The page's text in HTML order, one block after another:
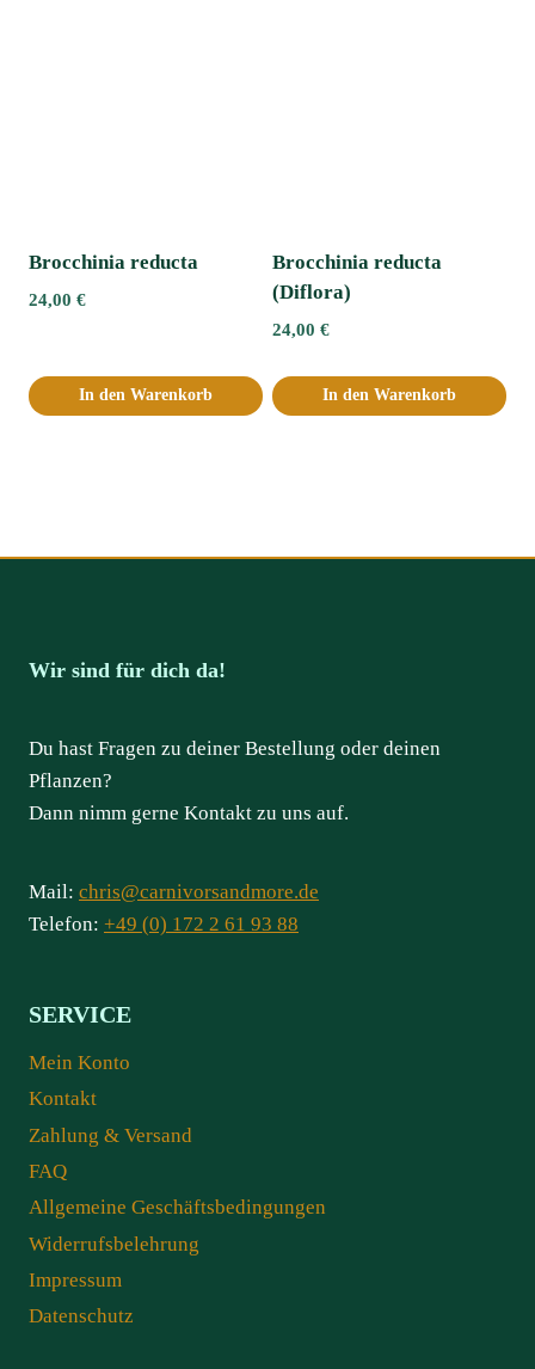
Brocchinia reducta
24,00 €
In den Warenkorb
Brocchinia reducta
(Diflora)
24,00 €
In den Warenkorb
Wir sind für dich da!
Du hast Fragen zu deiner Bestellung oder deinen
Pflanzen?
Dann nimm gerne Kontakt zu uns auf.
Mail: chris@carnivorsandmore.de
Telefon: +49 (0) 172 2 61 93 88
SERVICE
Mein Konto
Kontakt
Zahlung & Versand
FAQ
Allgemeine Geschäftsbedingungen
Widerrufsbelehrung
Impressum
Datenschutz